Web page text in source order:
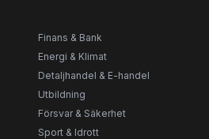
Finans & Bank
Energi & Klimat
Detaljhandel & E-handel
Utbildning
Försvar & Säkerhet
Sport & Idrott